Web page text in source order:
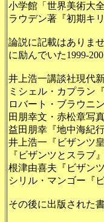
小学館「世界美術大
ラウデン著『初期キ
論説に記載はありま
に励んでいた1999-
井上浩一講談社現代
ミシェル・カプラン
ロバート・ブラウニ
田朋幸文・赤松章写
益田朋幸『地中海紀
井上浩一『ビザンツ
『ビザンツとスラブ
根津由喜夫『ビザン
シリル・マンゴー『
その後に出版された